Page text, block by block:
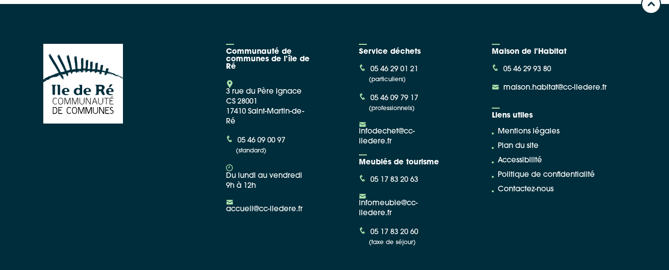
Communauté de
communes de l'île de
Ré
3 rue du Père Ignace
CS 28001
17410 Saint-Martin-de-
Ré
05 46 09 00 97
(standard)
Du lundi au vendredi
9h à 12h
accueil@cc-iledere.fr
Service déchets
05 46 29 01 21
(particuliers)
05 46 09 79 17
(professionnels)
infodechet@cc-
iledere.fr
Meublés de tourisme
05 17 83 20 63
infomeuble@cc-
iledere.fr
05 17 83 20 60
(taxe de séjour)
Maison de l'Habitat
05 46 29 93 80
maison.habitat@cc-iledere.fr
Liens utiles
Mentions légales
Plan du site
Accessibilité
Politique de confidentialité
Contactez-nous